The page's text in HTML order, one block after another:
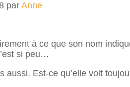
parAnne
à ce que son nom
si peu…
aussi. Est-ce qu’elle voit